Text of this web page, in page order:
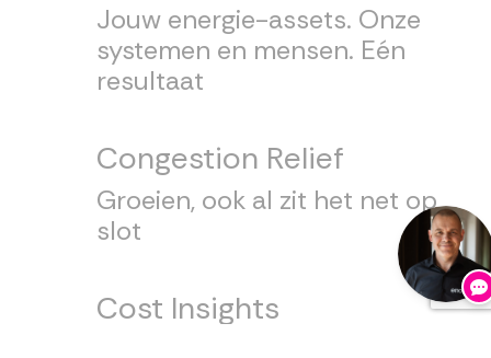
Jouw energie-assets. Onze
systemen en mensen. Eén
resultaat
Congestion Relief
Groeien, ook al zit het net op
slot
Cost Insights